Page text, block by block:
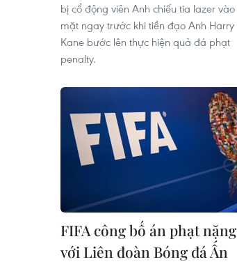
bị cổ động viên Anh chiếu tia lazer vào
mặt ngay trước khi tiền đạo Anh Harry
Kane bước lên thực hiện quả đá phạt
penalty.
FIFA công bố án phạt nặng
với Liên đoàn Bóng đá Ấn